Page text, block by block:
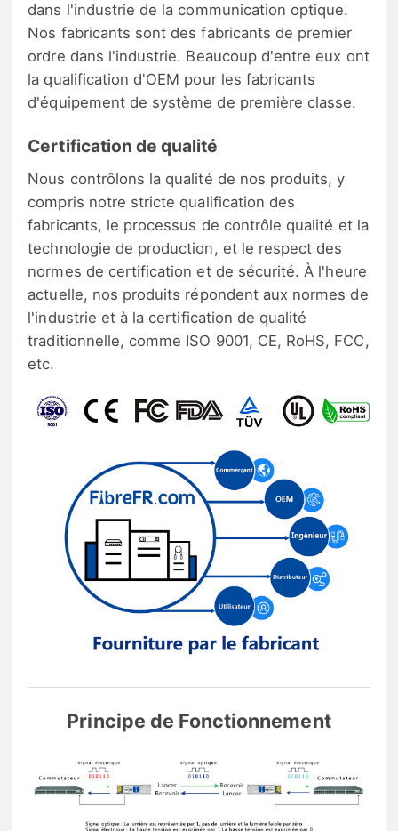
dans l'industrie de la communication optique.
Nos fabricants sont des fabricants de premier
ordre dans l'industrie. Beaucoup d'entre eux ont
la qualification d'OEM pour les fabricants
d'équipement de système de première classe.
Certification de qualité
Nous contrôlons la qualité de nos produits, y
compris notre stricte qualification des
fabricants, le processus de contrôle qualité et la
technologie de production, et le respect des
normes de certification et de sécurité. À l'heure
actuelle, nos produits répondent aux normes de
l'industrie et à la certification de qualité
traditionnelle, comme ISO 9001, CE, RoHS, FCC,
etc.
Principe de Fonctionnement